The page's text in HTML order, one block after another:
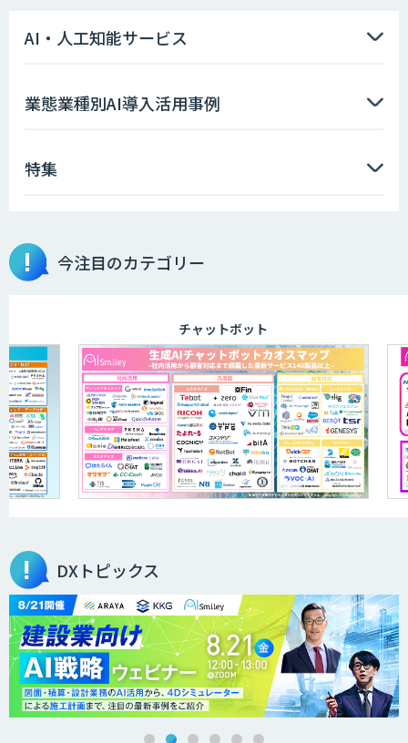
imprai ezKotae
物品輸出から留学生・研究者のバックチ
ェックまで自動化。輸出管理
JOINT AI Flow byGMO
AIR-NEXUS
secondz Agentsense
法人向けAIエージェント「OfficeAI社
員」
AI・人工知能サービス
業態業種別AI導入活用事例
特集
今注目のカテゴリー
チャットボット
DXトピックス